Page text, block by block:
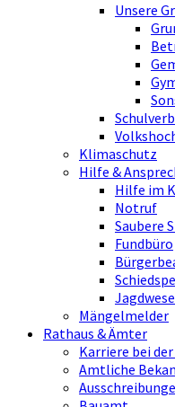
Unsere
Klimaschutz
Hilfe &
Hilfe im
Notruf
Saubere
Fundbüro
Mängelmelder
Rathaus & Ämter
Karriere bei
Amtliche